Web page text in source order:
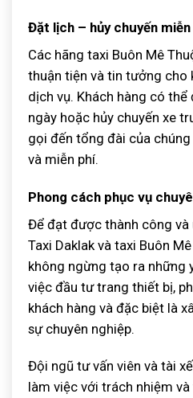
Đặt lịch – hủy chuyến
Các hãng taxi Buôn Mê
thuận tiện và tin tưởng cho
dịch vụ. Khách hàng có
ngày hoặc hủy chuyến xe
gọi đến tổng đài của
và miễn phí.
Phong cách phục vụ
Để đạt được thành công
Taxi Daklak và taxi Buôn
không ngừng tạo ra
việc đầu tư trang thiết bị,
khách hàng và đặc biệt là
sự chuyên nghiệp.
Đội ngũ tư vấn viên và tài
làm việc với trách nhiệm